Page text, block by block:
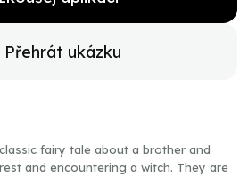
Přehrát ukázku
fairy tale about a brother and
and encountering a witch. They are